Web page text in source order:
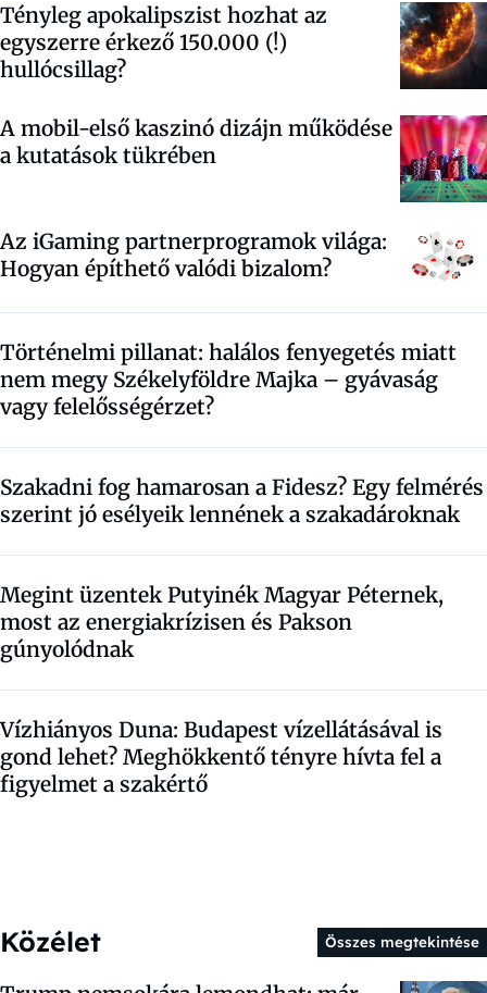
Tényleg apokalipszist hozhat az
egyszerre érkező 150.000 (!)
hullócsillag?
A mobil-első kaszinó dizájn működése
a kutatások tükrében
Az iGaming partnerprogramok világa:
Hogyan építhető valódi bizalom?
Történelmi pillanat: halálos fenyegetés miatt
nem megy Székelyföldre Majka – gyávaság
vagy felelősségérzet?
Szakadni fog hamarosan a Fidesz? Egy felmérés
szerint jó esélyeik lennének a szakadároknak
Megint üzentek Putyinék Magyar Péternek,
most az energiakrízisen és Pakson
gúnyolódnak
Vízhiányos Duna: Budapest vízellátásával is
gond lehet? Meghökkentő tényre hívta fel a
figyelmet a szakértő
Közélet Összes megtekintése